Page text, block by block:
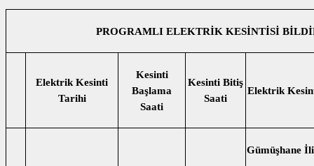
PROGRAMLI ELEKTRİK KESİNTİSİ
Elektrik Kesinti
Tarihi
Kesinti
Başlama
Saati
Kesinti Bitiş
Saati
Elektrik
Gümüşhane